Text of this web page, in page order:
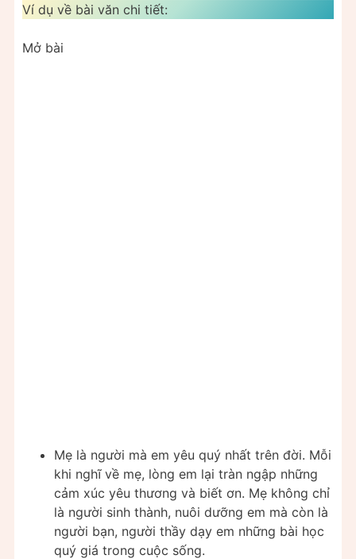
Ví dụ về bài văn chi tiết:
Mở bài
Mẹ là người mà em yêu quý nhất trên đời. Mỗi
khi nghĩ về mẹ, lòng em lại tràn ngập những
cảm xúc yêu thương và biết ơn. Mẹ không chỉ
là người sinh thành, nuôi dưỡng em mà còn là
người bạn, người thầy dạy em những bài học
quý giá trong cuộc sống.